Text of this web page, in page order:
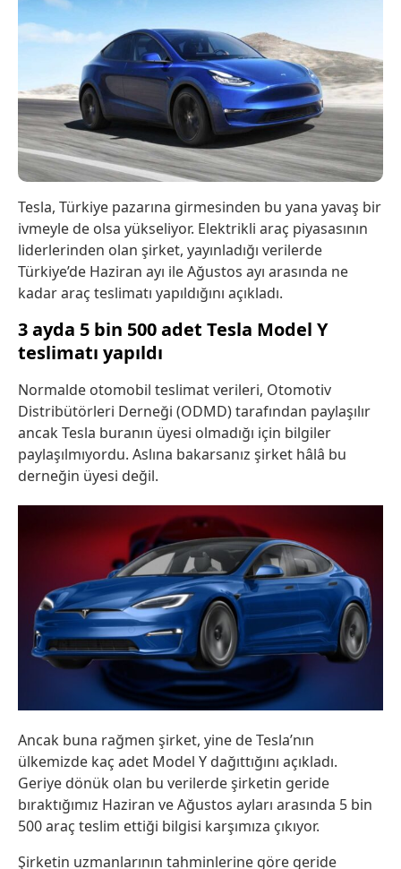
Tesla, Türkiye pazarına girmesinden bu yana yavaş bir
ivmeyle de olsa yükseliyor. Elektrikli araç piyasasının
liderlerinden olan şirket, yayınladığı verilerde
Türkiye’de Haziran ayı ile Ağustos ayı arasında ne
kadar araç teslimatı yapıldığını açıkladı.
3 ayda 5 bin 500 adet Tesla Model Y
teslimatı yapıldı
Normalde otomobil teslimat verileri, Otomotiv
Distribütörleri Derneği (ODMD) tarafından paylaşılır
ancak Tesla buranın üyesi olmadığı için bilgiler
paylaşılmıyordu. Aslına bakarsanız şirket hâlâ bu
derneğin üyesi değil.
Ancak buna rağmen şirket, yine de Tesla’nın
ülkemizde kaç adet Model Y dağıttığını açıkladı.
Geriye dönük olan bu verilerde şirketin geride
bıraktığımız Haziran ve Ağustos ayları arasında 5 bin
500 araç teslim ettiği bilgisi karşımıza çıkıyor.
Şirketin uzmanlarının tahminlerine göre geride